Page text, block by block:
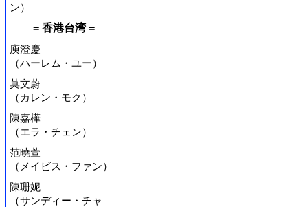
ン）
= 香港台湾 =
庾澄慶
（ハーレム・ユー）
莫文蔚
（カレン・モク）
陳嘉樺
（エラ・チェン）
范曉萱
（メイビス・ファン）
陳珊妮
（サンディー・チャ